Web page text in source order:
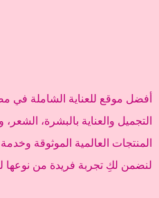
أفضل موقع للعناية الشاملة
التجميل والعناية بالبشرة،
المنتجات العالمية الموثوقة
لنضمن لكِ تجربة فريدة من نوعها